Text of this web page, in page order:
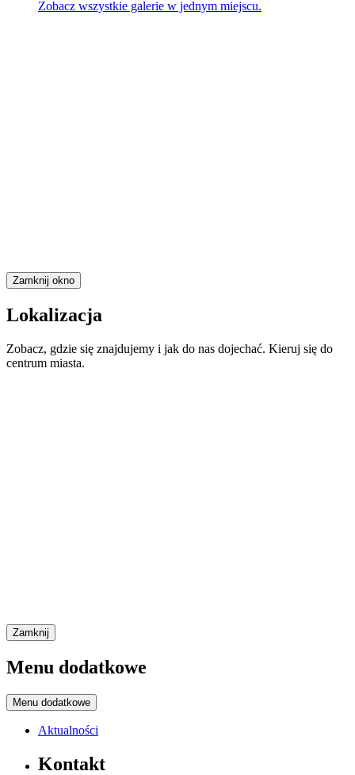
Zobacz wszystkie galerie w jednym miejscu.
Zamknij okno
Lokalizacja
Zobacz, gdzie się znajdujemy i jak do nas dojechać. Kieruj się do
centrum miasta.
Zamknij
Menu dodatkowe
Menu dodatkowe
Aktualności
Kontakt